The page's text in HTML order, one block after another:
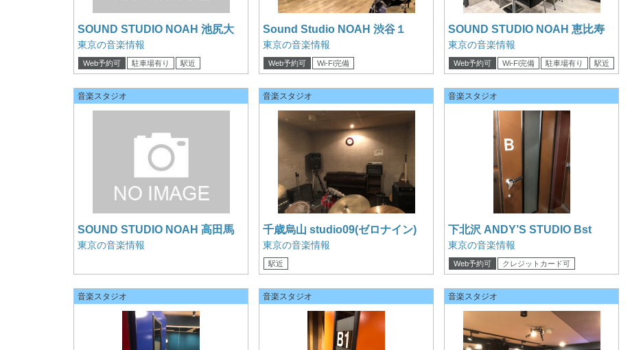
SOUND STUDIO NOAH 池尻大
橋 ロビー
東京の音楽情報
Web予約可 駐車場有り 駅近
Sound Studio NOAH 渋谷１
E1st
東京の音楽情報
Web予約可 Wi-Fi完備
SOUND STUDIO NOAH 恵比寿
ロビー
東京の音楽情報
Web予約可 Wi-Fi完備 駐車場有り 駅近
音楽スタジオ
SOUND STUDIO NOAH 高田馬
場 地下ロビー
東京の音楽情報
音楽スタジオ
千歳烏山 studio09(ゼロナイン)
Ast
東京の音楽情報
駅近
音楽スタジオ
下北沢 ANDY’S STUDIO Bst
東京の音楽情報
Web予約可 クレジットカード可
音楽スタジオ 音楽スタジオ 音楽スタジオ